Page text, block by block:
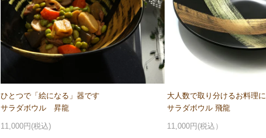
ひとつで「絵になる」器です
サラダボウル 昇龍
大人数で取り分けるお料理に
サラダボウル 飛龍
11,000円(税込) 11,000円(税込）